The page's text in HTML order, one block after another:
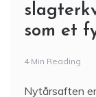
som et
4 Min Reading
Nytårsaften